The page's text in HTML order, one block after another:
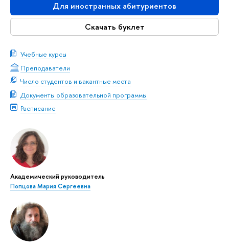
Для иностранных абитуриентов
Скачать буклет
Учебные курсы
Преподаватели
Число студентов и вакантные места
Документы образовательной программы
Расписание
Академический руководитель
Попцова Мария Сергеевна